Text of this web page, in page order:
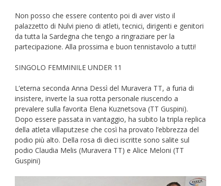
Non posso che essere contento poi di aver visto il
palazzetto di Nulvi pieno di atleti, tecnici, dirigenti e genitori
da tutta la Sardegna che tengo a ringraziare per la
partecipazione. Alla prossima e buon tennistavolo a tutti!
SINGOLO FEMMINILE UNDER 11
L’eterna seconda Anna Dessì del Muravera TT, a furia di
insistere, inverte la sua rotta personale riuscendo a
prevalere sulla favorita Elena Kuznetsova (TT Guspini).
Dopo essere passata in vantaggio, ha subito la tripla replica
della atleta villaputzese che così ha provato l’ebbrezza del
podio più alto. Della rosa di dieci iscritte sono salite sul
podio Claudia Melis (Muravera TT) e Alice Meloni (TT
Guspini)